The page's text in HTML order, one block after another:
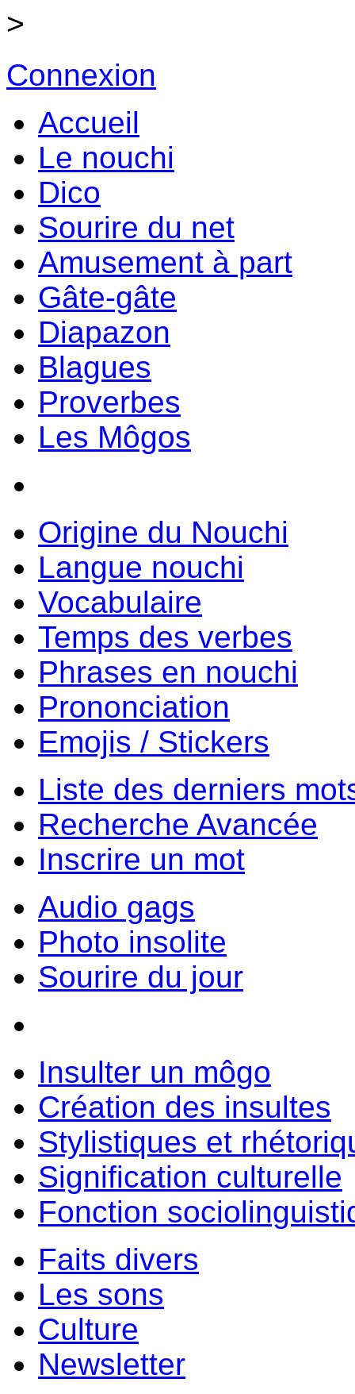
>
Connexion
Accueil
Le nouchi
Dico
Sourire du net
Amusement à part
Gâte-gâte
Diapazon
Blagues
Proverbes
Les Môgos
Origine du Nouchi
Langue nouchi
Vocabulaire
Temps des verbes
Phrases en nouchi
Prononciation
Emojis / Stickers
Liste des derniers
Recherche Avancée
Inscrire un mot
Audio gags
Photo insolite
Sourire du jour
Insulter un môgo
Création des insultes
Stylistiques et
Signification culturelle
Fonction
Faits divers
Les sons
Culture
Newsletter